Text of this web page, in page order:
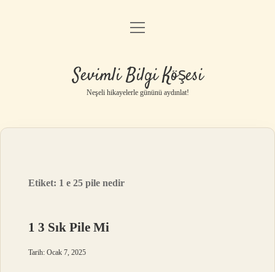
Anasayfa
Yasal Uyarı
menüyü
Sevimli Bilgi Köşesi
Neşeli hikayelerle gününü aydınlat!
Etiket: 1 e 25 pile nedir
1 3 Sık Pile Mi
Tarih: Ocak 7, 2025